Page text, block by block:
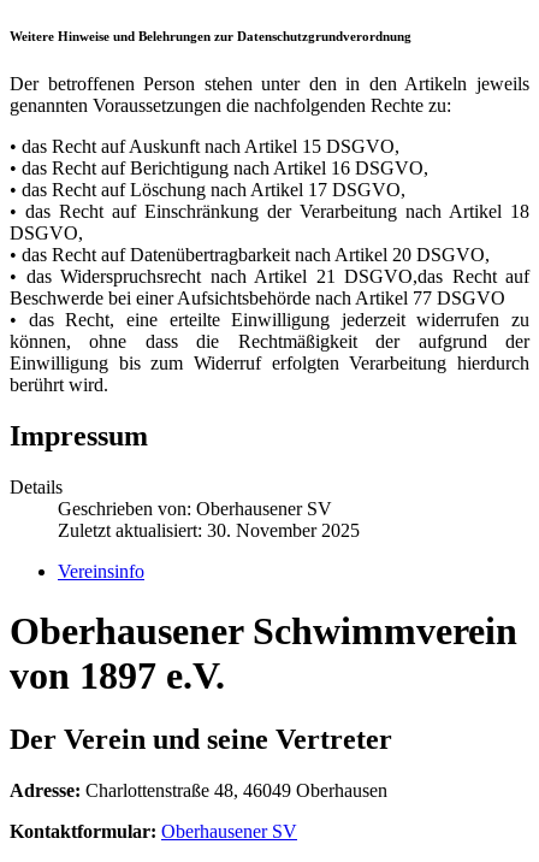
Weitere Hinweise und Belehrungen zur Datenschutzgrundverordnung
Der betroffenen Person stehen unter den in den Artikeln jeweils
genannten Voraussetzungen die nachfolgenden Rechte zu:
• das Recht auf Auskunft nach Artikel 15 DSGVO,
• das Recht auf Berichtigung nach Artikel 16 DSGVO,
• das Recht auf Löschung nach Artikel 17 DSGVO,
• das Recht auf Einschränkung der Verarbeitung nach Artikel 18
DSGVO,
• das Recht auf Datenübertragbarkeit nach Artikel 20 DSGVO,
• das Widerspruchsrecht nach Artikel 21 DSGVO,das Recht auf
Beschwerde bei einer Aufsichtsbehörde nach Artikel 77 DSGVO
• das Recht, eine erteilte Einwilligung jederzeit widerrufen zu
können, ohne dass die Rechtmäßigkeit der aufgrund der
Einwilligung bis zum Widerruf erfolgten Verarbeitung hierdurch
berührt wird.
Impressum
Details
Geschrieben von: Oberhausener SV
Zuletzt aktualisiert: 30. November 2025
Vereinsinfo
Oberhausener Schwimmverein
von 1897 e.V.
Der Verein und seine Vertreter
Adresse: Charlottenstraße 48, 46049 Oberhausen
Kontaktformular: Oberhausener SV